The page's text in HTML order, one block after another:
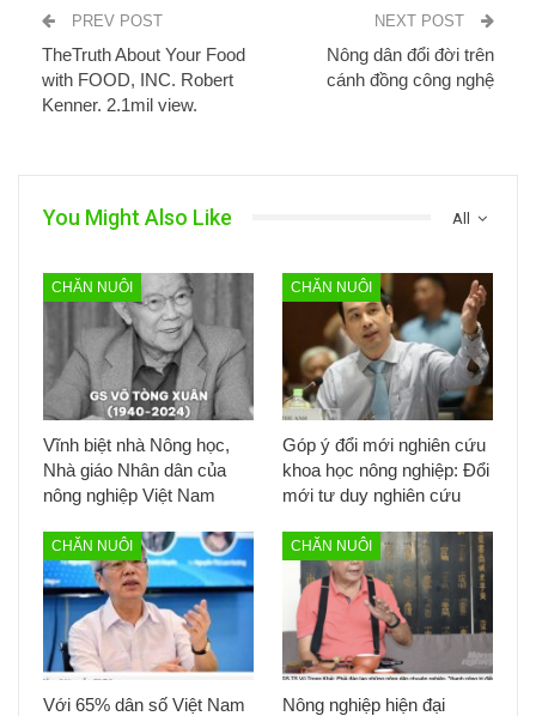
PREV POST
TheTruth About Your Food
with FOOD, INC. Robert
Kenner. 2.1mil view.
NEXT POST
Nông dân đổi đời trên
cánh đồng công nghệ
All
You Might Also Like
CHĂN NUÔI
Vĩnh biệt nhà Nông học,
Nhà giáo Nhân dân của
nông nghiệp Việt Nam
CHĂN NUÔI
Góp ý đổi mới nghiên cứu
khoa học nông nghiệp: Đổi
mới tư duy nghiên cứu
CHĂN NUÔI
Với 65% dân số Việt Nam
CHĂN NUÔI
Nông nghiệp hiện đại